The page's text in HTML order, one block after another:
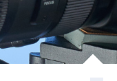
Minister Limbach
Justiz